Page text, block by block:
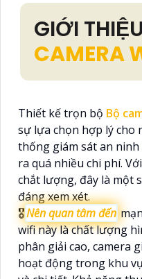
GIỚI
CAMERA
Thiết kế trọn bộ Bộ
sự lựa chọn hợp lý cho
thống giám sát an
ra quá nhiều chi phí.
chắt lượng, đây là một
đáng xem xét.
🎖️Nên quan tâm đến
wifi này là chất lượng
phân giải cao, camera
hoạt động trong khu